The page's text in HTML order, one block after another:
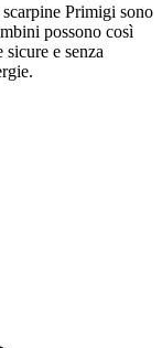
Primigi sono
possono così
e senza